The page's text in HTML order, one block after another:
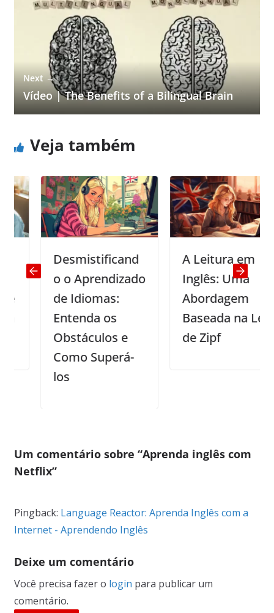
Next →
Vídeo | The Benefits of a Bilingual Brain
Veja também
Desmistificand
o o Aprendizado
de Idiomas:
Entenda os
Obstáculos e
Como Superá-
A Leitura em
Inglês: Uma
Abordagem
Baseada na Lei
de Zipf
Um comentário sobre “Aprenda inglês com
Netflix”
Pingback: Language Reactor: Aprenda Inglês com a
Internet - Aprendendo Inglês
Deixe um comentário
Você precisa fazer o login para publicar um
comentário.